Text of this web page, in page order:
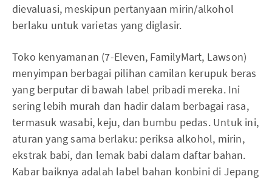
dievaluasi, meskipun pertanyaan mirin/alkohol
berlaku untuk varietas yang diglasir.
Toko kenyamanan (7-Eleven, FamilyMart, Lawson)
menyimpan berbagai pilihan camilan kerupuk beras
yang berputar di bawah label pribadi mereka. Ini
sering lebih murah dan hadir dalam berbagai rasa,
termasuk wasabi, keju, dan bumbu pedas. Untuk ini,
aturan yang sama berlaku: periksa alkohol, mirin,
ekstrak babi, dan lemak babi dalam daftar bahan.
Kabar baiknya adalah label bahan konbini di Jepang